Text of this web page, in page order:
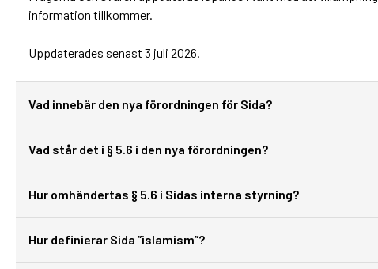
information tillkommer.
Uppdaterades senast 3 juli 2026.
Vad innebär den nya förordningen för Sida?
Vad står det i § 5.6 i den nya förordningen?
Hur omhändertas § 5.6 i Sidas interna styrning?
Hur definierar Sida ”islamism”?